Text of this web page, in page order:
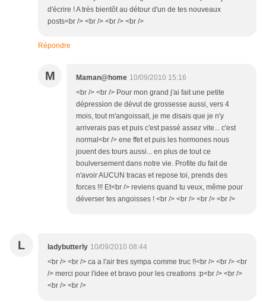
d'écrire ! A très bientôt au détour d'un de tes nouveaux
posts<br /> <br /> <br /> <br />
Répondre
M Maman@home 10/09/2010 15:16
<br /> <br /> Pour mon grand j'ai fait une petite
dépression de dévut de grossesse aussi, vers 4
mois, tout m'angoissait, je me disais que je n'y
arriverais pas et puis c'est passé assez vite... c'est
normal<br /> ene ffet et puis les hormones nous
jouent des tours aussi... en plus de tout ce
boulversement dans notre vie. Profite du fait de
n'avoir AUCUN tracas et repose toi, prends des
forces !!! Et<br /> reviens quand tu veux, même pour
déverser tes angoisses ! <br /> <br /> <br /> <br />
L ladybutterly 10/09/2010 08:44
<br /> <br /> ca a l'air tres sympa comme truc !!<br /> <br /> <br
/> merci pour l'idee et bravo pour les creations :p<br /> <br />
<br /> <br />